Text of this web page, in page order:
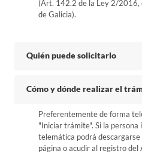
(Art. 142.2 de la Ley 2/2016,
de Galicia).
Quién puede solicitarlo
Cómo y dónde realizar el
Preferentemente de forma
"Iniciar trámite". Si la
telemática podrá
página o acudir al registro